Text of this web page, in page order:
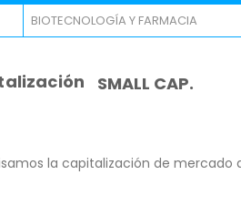
BIOTECNOLOGÍA Y FARMACIA
SMALL CAP.
la capitalización de